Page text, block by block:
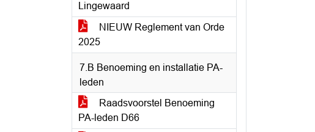
Lingewaard
NIEUW Reglement van Orde
2025
7.B Benoeming en installatie PA-
leden
Raadsvoorstel Benoeming
PA-leden D66